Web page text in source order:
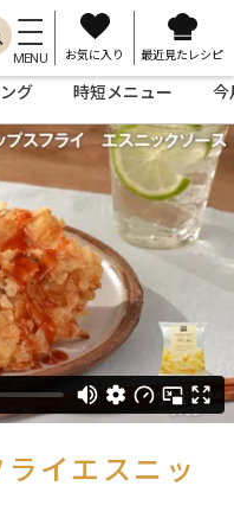
お気に入り 最近見たレシピ
MENU
グ 時短メニュー 今
イエスニッ